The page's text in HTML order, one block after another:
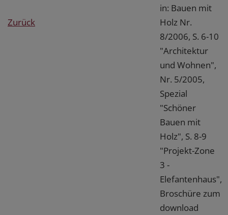
Zurück
in: Bauen mit
Holz Nr.
8/2006, S. 6-10
"Architektur
und Wohnen",
Nr. 5/2005,
Spezial
"Schöner
Bauen mit
Holz", S. 8-9
"Projekt-Zone
3 -
Elefantenhaus",
Broschüre zum
download